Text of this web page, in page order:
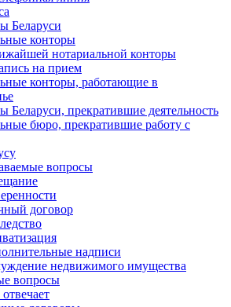
Беларуси
конторы
нотариальной конторы
на прием
конторы, работающие в
Беларуси, прекратившие деятельность
бюро, прекратившие работу с
вопросы
договор
надписи
недвижимого имущества
вопросы